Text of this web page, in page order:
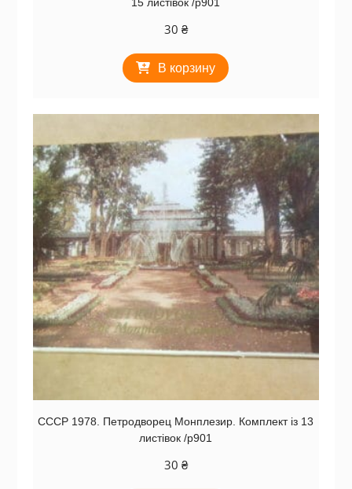
30 ₴
В корзину
СССР 1978. Петродворец Монплезир. Комплект із 13
листівок /р901
30 ₴